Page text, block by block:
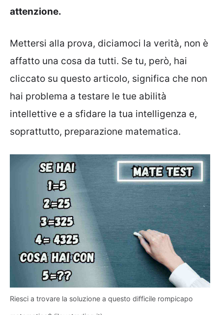
attenzione.
Mettersi alla prova, diciamoci la verità, non è
affatto una cosa da tutti. Se tu, però, hai
cliccato su questo articolo, significa che non
hai problema a testare le tue abilità
intellettive e a sfidare la tua intelligenza e,
soprattutto, preparazione matematica.
Riesci a trovare la soluzione a questo difficile rompicapo